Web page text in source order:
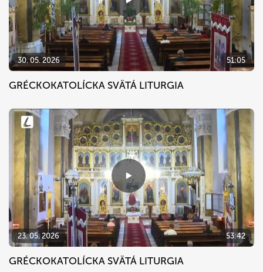
30. 05. 2026 51:05
GRÉCKOKATOLÍCKA SVÄTÁ LITURGIA
23. 05. 2026 53:42
GRÉCKOKATOLÍCKA SVÄTÁ LITURGIA